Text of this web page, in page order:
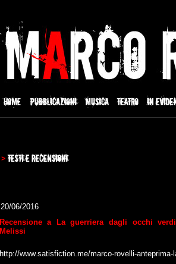
20/06/2016
Recensione a La guerriera dagli occhi
Melissi
http://www.satisfiction.me/marco-rovelli-anteprima-